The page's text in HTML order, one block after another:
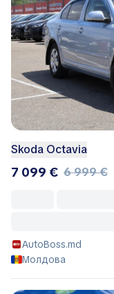
Skoda Octavia
7 099 € 6 999 €
AutoBoss.md
Молдова